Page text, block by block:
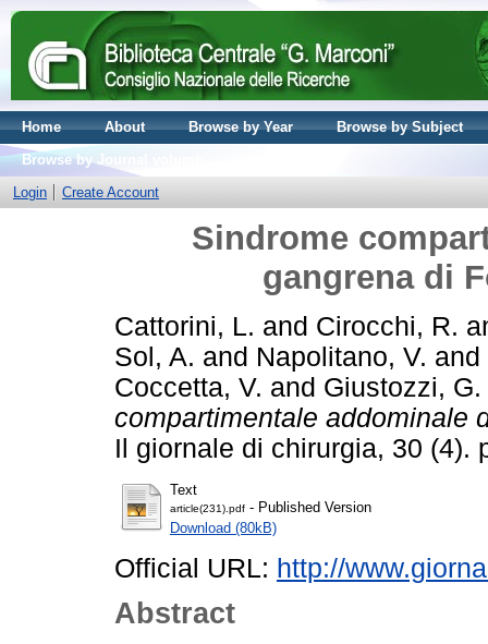
Home About Browse by Year
Browse by Subject
Browse by Journal volume
Login
Create Account
Sindrome
gangrena di
Cattorini, L. and Cirocchi, R.
Sol, A. and Napolitano, V. and
Coccetta, V. and Giustozzi, G.
compartimentale addominale
Il giornale di chirurgia, 30 (4).
Text
article(231).pdf - Published Version
Download (80kB)
Official URL: http://
Abstract